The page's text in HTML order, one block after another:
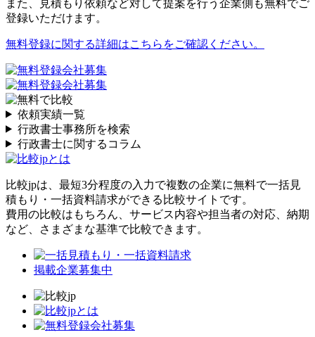
また、見積もり依頼など対して提案を行う企業側も無料でご
登録いただけます。
無料登録に関する詳細はこちらをご確認ください。
依頼実績一覧
行政書士事務所を検索
行政書士に関するコラム
比較jpは、 最短3分程度の入力で複数の企業に無料で一括見
積もり・一括資料請求ができる比較サイトです。
費用の比較はもちろん、サービス内容や担当者の対応、納期
など、さまざまな基準で比較できます。
掲載企業募集中